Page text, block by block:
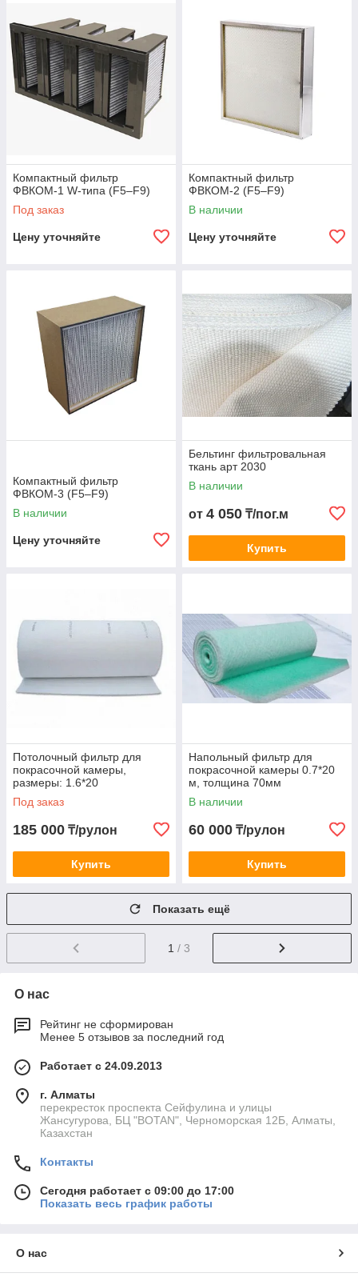
Компактный фильтр
ФВКОМ-1 W-типа (F5–F9)
Под заказ
Цену уточняйте
Компактный фильтр
ФВКОМ-2 (F5–F9)
В наличии
Цену уточняйте
Компактный фильтр
ФВКОМ-3 (F5–F9)
В наличии
Цену уточняйте
Бельтинг фильтровальная
ткань арт 2030
В наличии
от 4 050 ₸/пог.м
Купить
Потолочный фильтр для
покрасочной камеры,
размеры: 1.6*20
Под заказ
185 000 ₸/рулон
Купить
Напольный фильтр для
покрасочной камеры 0.7*20
м, толщина 70мм
В наличии
60 000 ₸/рулон
Купить
Показать ещё
1 / 3
О нас
Рейтинг не сформирован
Менее 5 отзывов за последний год
Работает с 24.09.2013
г. Алматы
перекресток проспекта Сейфулина и улицы
Жансугурова, БЦ "BOTAN", Черноморская 12Б, Алматы,
Казахстан
Контакты
Сегодня работает с 09:00 до 17:00
Показать весь график работы
О нас